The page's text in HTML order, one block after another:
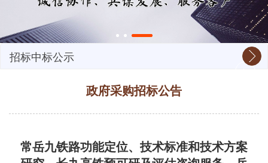
招标中标公示
政府采购招标公告
常岳九铁路功能定位、技术标准和技术方案